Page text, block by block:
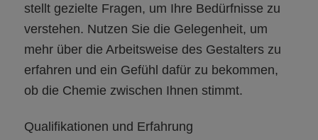
stellt gezielte Fragen, um Ihre Bedürfnisse zu
verstehen. Nutzen Sie die Gelegenheit, um
mehr über die Arbeitsweise des Gestalters zu
erfahren und ein Gefühl dafür zu bekommen,
ob die Chemie zwischen Ihnen stimmt.
Qualifikationen und Erfahrung